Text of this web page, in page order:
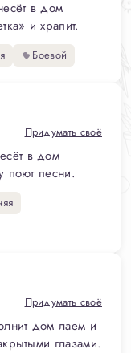
в дом
и храпит.
Боевой
Придумать своё
в дом
поют песни.
Придумать своё
дом лаем и
глазами.